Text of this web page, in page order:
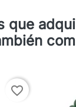
que
favorite_border